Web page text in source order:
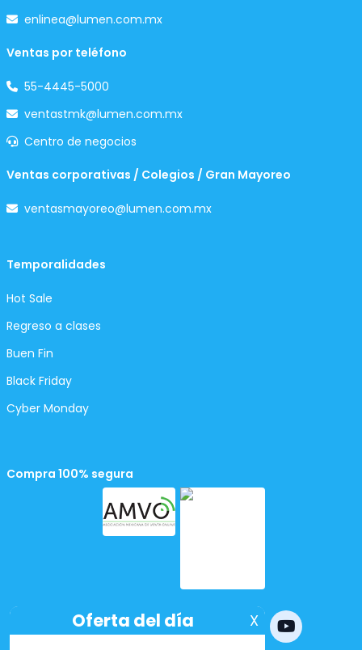
enlinea@lumen.com.mx
Ventas por teléfono
55-4445-5000
ventastmk@lumen.com.mx
Centro de negocios
Ventas corporativas / Colegios / Gran Mayoreo
ventasmayoreo@lumen.com.mx
Temporalidades
Hot Sale
Regreso a clases
Buen Fin
Black Friday
Cyber Monday
Compra 100% segura